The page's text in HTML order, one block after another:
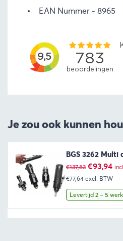
EAN Nummer 8965
Je zou ook kunnen
BGS 3262 Multi
€137,83
prijs
was:
€137,83.
€93,94
prijs
is:
€77,64 excl. BTW
Levertijd 2 – 5